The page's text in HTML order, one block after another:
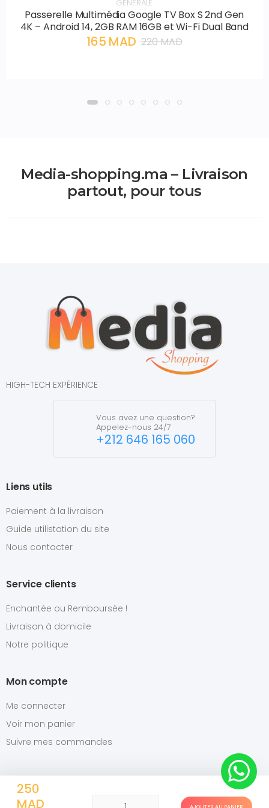
GENERALE
Passerelle Multimédia Google TV Box S 2nd Gen
4K – Android 14, 2GB RAM 16GB et Wi-Fi Dual Band
165 MAD 220 MAD
250
MAD
AJOUTER AU PANIER
Media-shopping.ma – Livraison
partout, pour tous
HIGH-TECH EXPÉRIENCE
Vous avez une question?
Appelez-nous 24/7
+212 646 165 060
Liens utils
Paiement à la livraison
Guide utilistation du site
Nous contacter
Service clients
Enchantée ou Remboursée !
Livraison à domicile
Notre politique
Mon compte
Me connecter
Voir mon panier
Suivre mes commandes